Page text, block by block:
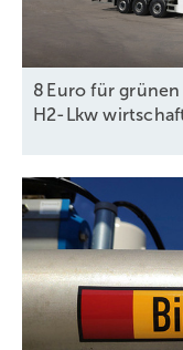
8 Euro für
H2-Lkw